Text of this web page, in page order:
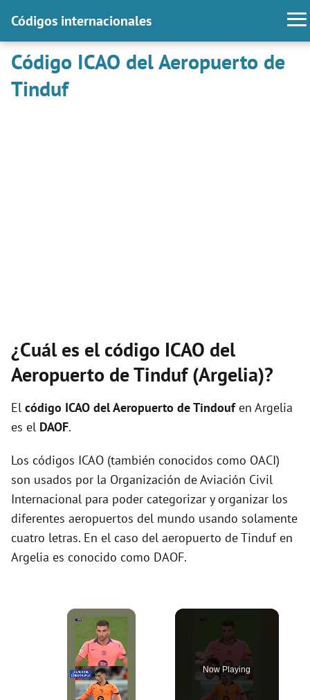
Códigos internacionales
Código ICAO del Aeropuerto de
Tinduf
¿Cuál es el código ICAO del
Aeropuerto de Tinduf (Argelia)?
El código ICAO delAeropuerto de Tindoufen Argelia
es el DAOF.
Los códigos ICAO (también conocidos como OACI)
son usados por la Organización de Aviación Civil
Internacional para poder categorizar y organizar los
diferentes aeropuertos del mundo usando solamente
cuatro letras. En el caso del aeropuerto de Tinduf en
Argelia es conocido como DAOF.
×
Now Playing